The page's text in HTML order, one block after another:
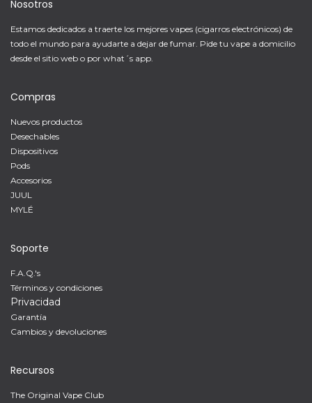
Nosotros
Estamos dedicados a traerte los mejores vapes (cigarros electrónicos) de
todo el mundo para ayudarte a dejar de fumar. Pide tu vape a domicilio
desde el sitio web o por what´s app.
Compras
Nuevos productos
Desechables
Dispositivos
Pods
Accesorios
JUUL
MYLÉ
Soporte
F.A.Q.'s
Términos y condiciones
Privacidad
Garantía
Cambios y devoluciones
Recursos
The Original Vape Club